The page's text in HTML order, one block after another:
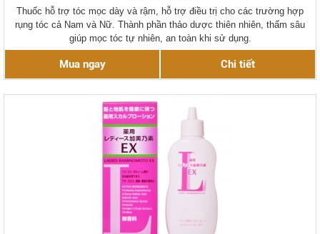
Thuốc hỗ trợ tóc mọc dày và rậm, hỗ trợ điều trị cho các trường hợp
rụng tóc cả Nam và Nữ. Thành phần thảo dược thiên nhiên, thấm sâu
giúp mọc tóc tự nhiên, an toàn khi sử dụng.
Mua ngay Chi tiết